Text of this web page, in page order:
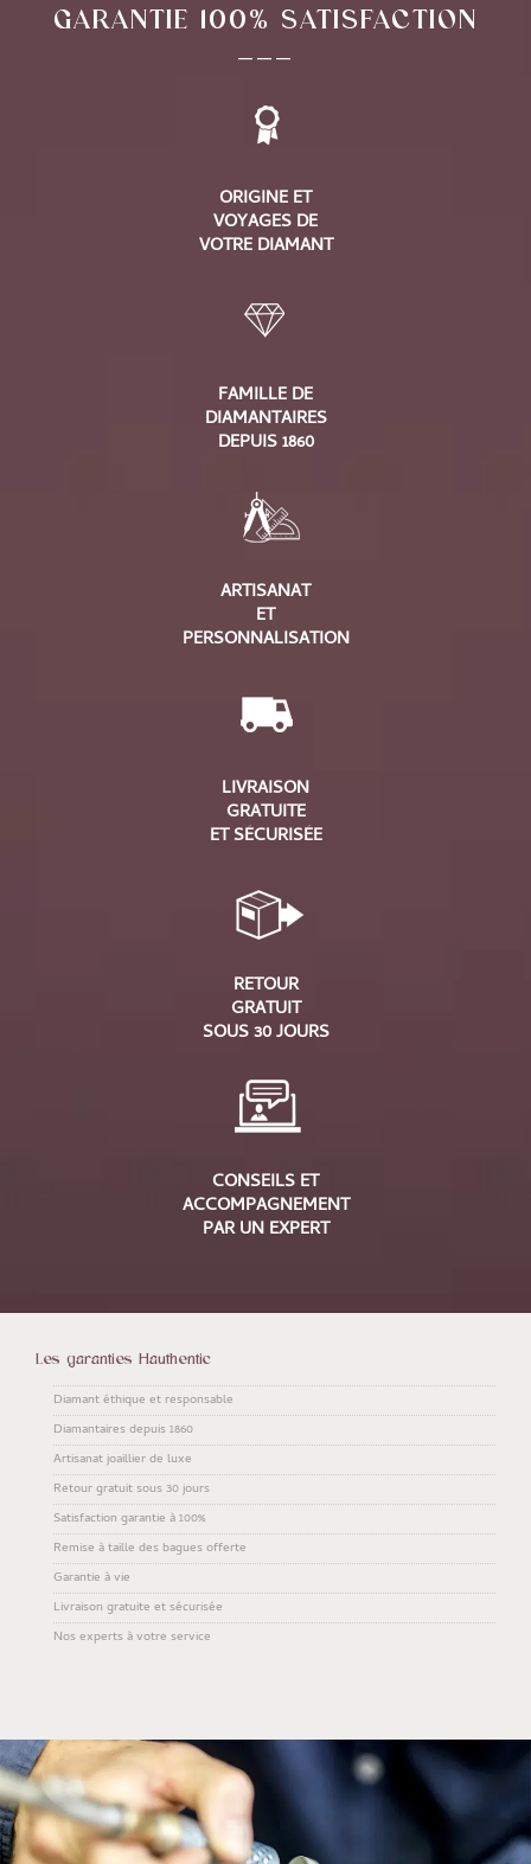
GARANTIE 100% SATISFACTION
ORIGINE ET
VOYAGES DE
VOTRE DIAMANT
FAMILLE DE
DIAMANTAIRES
DEPUIS 1860
ARTISANAT
ET
PERSONNALISATION
LIVRAISON
GRATUITE
ET SÉCURISÉE
RETOUR
GRATUIT
SOUS 30 JOURS
CONSEILS ET
ACCOMPAGNEMENT
PAR UN EXPERT
Les garanties Hauthentic
Diamant éthique et responsable
Diamantaires depuis 1860
Artisanat joaillier de luxe
Retour gratuit sous 30 jours
Satisfaction garantie à 100%
Remise à taille des bagues offerte
Garantie à vie
Livraison gratuite et sécurisée
Nos experts à votre service